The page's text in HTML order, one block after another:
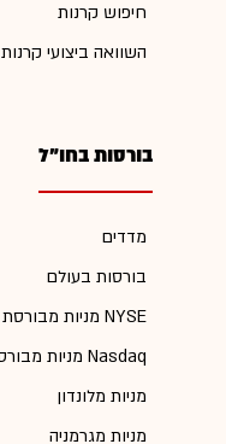
חיפוש קרנות
השוואה ביצועי קרנות
בורסות בחו"ל
מדדים
בורסות בעולם
מניות מבורסת NYSE
מניות מבורסת Nasdaq
מניות מלונדון
מניות מגרמניה